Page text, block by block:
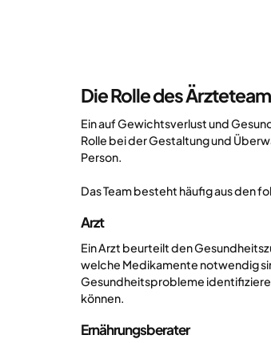
Die Rolle des
Ein auf Gewichtsverlust und
Rolle bei der Gestaltung und
Person.
Das Team besteht häufig aus den
Arzt
Ein Arzt beurteilt den
welche Medikamente notwendig
Gesundheitsprobleme
können.
Ernährungsberater‍